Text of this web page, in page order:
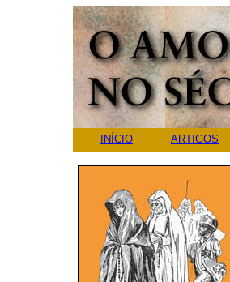
INÍCIO ARTIGOS